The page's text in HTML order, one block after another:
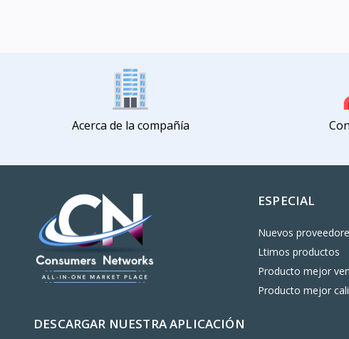
Acerca de la compañía
DESCARGAR NUESTRA APLICACIÓN
ESPECIAL
Nuevos
Ltimos productos
Producto mejor
Producto mejor